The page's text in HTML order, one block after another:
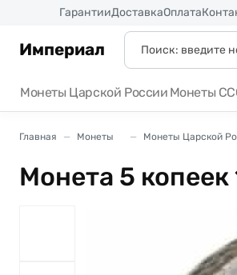
ГарантииДоставкаОплата
Империал
Монеты Царской России Монеты
Главная Монеты Монеты Царской
Монета 5 копеек